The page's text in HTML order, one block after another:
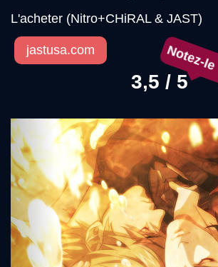
L'acheter (Nitro+CHiRAL & JAST)
jastusa.com Notez-le
3,5 / 5
Précédent